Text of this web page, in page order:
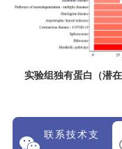
实验组独有蛋白（潜
联系技术支